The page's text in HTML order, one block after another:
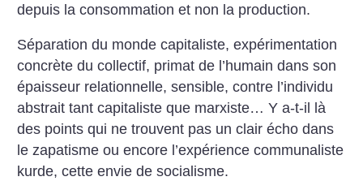
depuis la consommation et non la production.
Séparation du monde capitaliste, expérimentation
concrète du collectif, primat de l’humain dans son
épaisseur relationnelle, sensible, contre l’individu
abstrait tant capitaliste que marxiste… Y a-t-il là
des points qui ne trouvent pas un clair écho dans
le zapatisme ou encore l’expérience communaliste
kurde, cette envie de socialisme.